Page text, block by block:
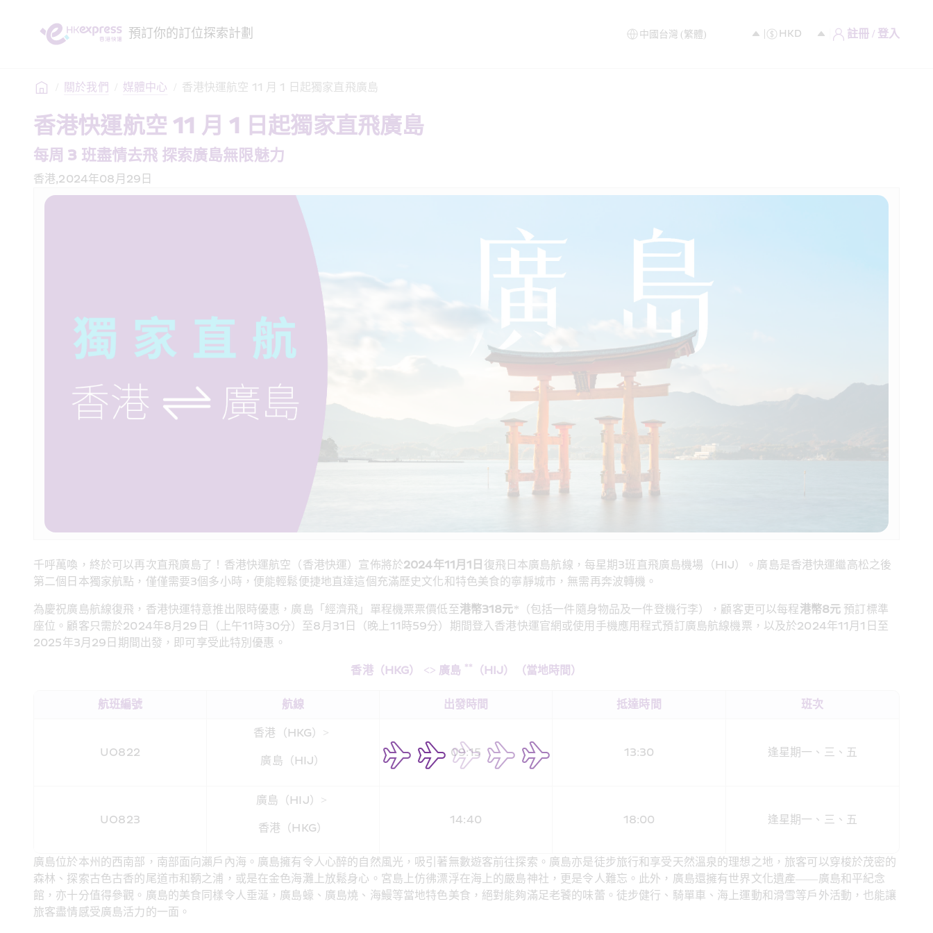
預訂你的訂位探索計劃 註冊 / 登入
/ 關於我們 / 媒體中心 / 香港快運航空 11 月 1 日起獨家直飛廣島
香港快運航空 11 月 1 日起獨家直飛廣島
每周 3 班盡情去飛 探索廣島無限魅力
香港,2024年08月29日
千呼萬喚，終於可以再次直飛廣島了！香港快運航空（香港快運）宣佈將於2024年11月1 日 復飛日本廣島航線，每星期3班直飛廣島機場（HIJ）。廣島是香港快運繼高松之後
第二個日本獨家航點，僅僅需要3個多小時，便能輕鬆便捷地直達這個充滿歷史文化和特色美食的寧靜城市，無需再奔波轉機。
為慶祝廣島航線復飛，香港快運特意推出限時優惠，廣島「經濟飛」單程機票票價低至港幣318元*（包括一件隨身物品及一件登機行李），顧客更可以每程港幣8元 預訂標準
座位。顧客只需於2024年8月29日（上午11時30分）至8月31日（晚上11時59分）期間登入香港快運官網或使用手機應用程式預訂廣島航線機票，以及於2024年11月1日至
2025年3月29日期間出發，即可享受此特別優惠。
香港（HKG） <> 廣島 ** （HIJ）（當地時間）
​航班編號 航線 出發時間 抵達時間 班次
UO822
香港（HKG）>
廣島（HIJ）
09:15 13:30 逢星期一、三、五
UO823
廣島（HIJ）>
香港（HKG）
14:40 18:00 逢星期一、三、五
廣島位於本州的西南部，南部面向瀨戶內海。廣島擁有令人心醉的自然風光，吸引著無數遊客前往探索。廣島亦是徒步旅行和享受天然溫泉的理想之地，旅客可以穿梭於茂密的
森林、探索古色古香的尾道市和鞆之浦，或是在金色海灘上放鬆身心。宮島上仿彿漂浮在海上的嚴島神社，更是令人難忘。此外，廣島還擁有世界文化遺產——廣島和平紀念
館，亦十分值得參觀。廣島的美食同樣令人垂涎，廣島蠔、廣島燒、海鰻等當地特色美食，絕對能夠滿足老饕的味蕾。徒步健行、騎單車、海上運動和滑雪等戶外活動，也能讓
旅客盡情感受廣島活力的一面。